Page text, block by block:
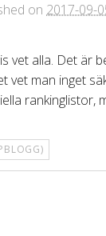
on 2017-09-
vet alla. Det är
vet man inget
rankinglistor,